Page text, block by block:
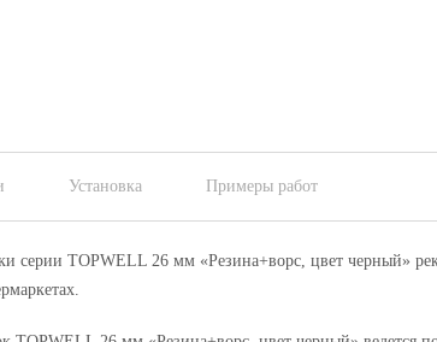
Установка Примеры работ
серии TOPWELL 26 мм «Резина+ворс, цвет черный»